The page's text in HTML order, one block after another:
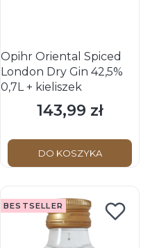
Opihr Oriental Spiced
London Dry Gin 42,5%
0,7L + kieliszek
Cena
143,99 zł
DO KOSZYKA
BESTSELLER